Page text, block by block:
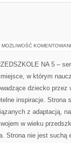
MOŻLIWOŚĆ
NA 5 –
w którym
dziecko przez
inspiracje. Strona
z adaptacją,
w wieku
Strona nie jest suchą